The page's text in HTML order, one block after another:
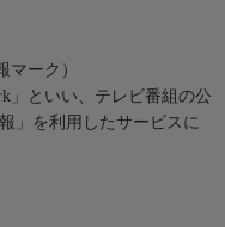
マーク）
」といい、テレビ番組の公
」を利用したサービスに